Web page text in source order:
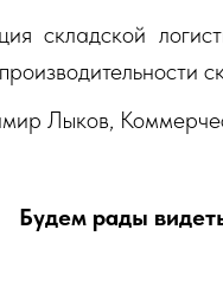
складской
Лыков,
Будем рады